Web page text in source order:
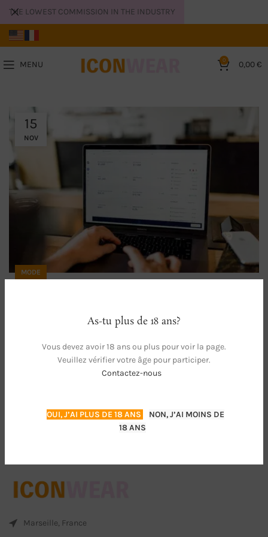
As-tu plus de 18 ans?
Vous devez avoir 18 ans ou plus pour voir la page.
Veuillez vérifier votre âge pour participer.
Contactez-nous
OUI, J’AI PLUS DE 18 ANS
NON, J’AI MOINS DE
18 ANS
MENU 0 0,00€
15
NOV
MODE
chaussettes sales ?
Il peut sembler étrange que certaines personnes choisissent
d'acheter des chaussettes sales plutôt q...
Marseille, France
THE LOWEST COMMISSION IN THE INDUSTRY